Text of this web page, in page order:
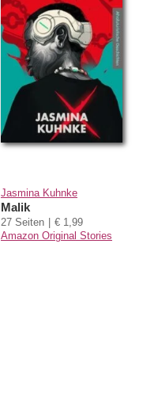
Jasmina Kuhnke
Malik
27 Seiten
€ 1,99
Amazon Original Stories